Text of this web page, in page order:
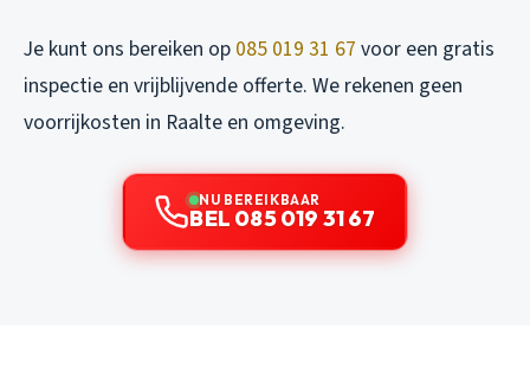
Je kunt ons bereiken op 085 019 31 67 voor een gratis
inspectie en vrijblijvende offerte. We rekenen geen
voorrijkosten in Raalte en omgeving.
NU BEREIKBAAR
BEL 085 019 31 67